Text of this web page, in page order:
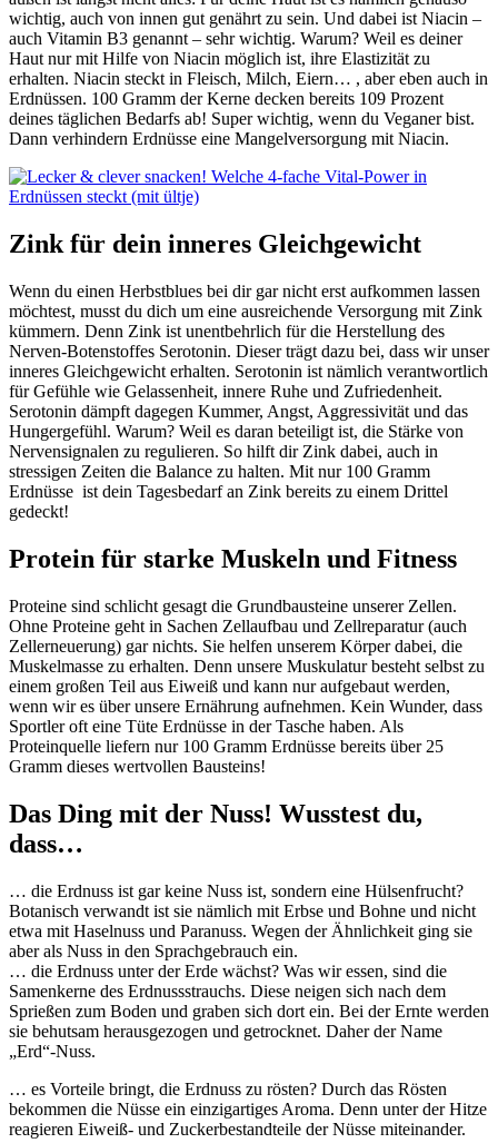
wichtig, auch von innen gut genährt zu sein. Und dabei ist Niacin –
auch Vitamin B3 genannt – sehr wichtig. Warum? Weil es deiner
Haut nur mit Hilfe von Niacin möglich ist, ihre Elastizität zu
erhalten. Niacin steckt in Fleisch, Milch, Eiern… , aber eben auch in
Erdnüssen. 100 Gramm der Kerne decken bereits 109 Prozent
deines täglichen Bedarfs ab! Super wichtig, wenn du Veganer bist.
Dann verhindern Erdnüsse eine Mangelversorgung mit Niacin.
Zink für dein inneres Gleichgewicht
Wenn du einen Herbstblues bei dir gar nicht erst aufkommen lassen
möchtest, musst du dich um eine ausreichende Versorgung mit Zink
kümmern. Denn Zink ist unentbehrlich für die Herstellung des
Nerven-Botenstoffes Serotonin. Dieser trägt dazu bei, dass wir unser
inneres Gleichgewicht erhalten. Serotonin ist nämlich verantwortlich
für Gefühle wie Gelassenheit, innere Ruhe und Zufriedenheit.
Serotonin dämpft dagegen Kummer, Angst, Aggressivität und das
Hungergefühl. Warum? Weil es daran beteiligt ist, die Stärke von
Nervensignalen zu regulieren. So hilft dir Zink dabei, auch in
stressigen Zeiten die Balance zu halten. Mit nur 100 Gramm
Erdnüsse ist dein Tagesbedarf an Zink bereits zu einem Drittel
gedeckt!
Protein für starke Muskeln und Fitness
Proteine sind schlicht gesagt die Grundbausteine unserer Zellen.
Ohne Proteine geht in Sachen Zellaufbau und Zellreparatur (auch
Zellerneuerung) gar nichts. Sie helfen unserem Körper dabei, die
Muskelmasse zu erhalten. Denn unsere Muskulatur besteht selbst zu
einem großen Teil aus Eiweiß und kann nur aufgebaut werden,
wenn wir es über unsere Ernährung aufnehmen. Kein Wunder, dass
Sportler oft eine Tüte Erdnüsse in der Tasche haben. Als
Proteinquelle liefern nur 100 Gramm Erdnüsse bereits über 25
Gramm dieses wertvollen Bausteins!
Das Ding mit der Nuss! Wusstest du,
dass…
… die Erdnuss ist gar keine Nuss ist, sondern eine Hülsenfrucht?
Botanisch verwandt ist sie nämlich mit Erbse und Bohne und nicht
etwa mit Haselnuss und Paranuss. Wegen der Ähnlichkeit ging sie
aber als Nuss in den Sprachgebrauch ein.
… die Erdnuss unter der Erde wächst? Was wir essen, sind die
Samenkerne des Erdnussstrauchs. Diese neigen sich nach dem
Sprießen zum Boden und graben sich dort ein. Bei der Ernte werden
sie behutsam herausgezogen und getrocknet. Daher der Name
„Erd“-Nuss.
… es Vorteile bringt, die Erdnuss zu rösten? Durch das Rösten
bekommen die Nüsse ein einzigartiges Aroma. Denn unter der Hitze
reagieren Eiweiß- und Zuckerbestandteile der Nüsse miteinander.